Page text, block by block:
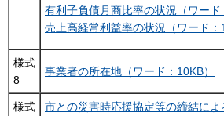
有利子負債月商比率の状況（ワード
売上高経常利益率の状況（ワード：
様式
8
事業者の所在地（ワード：10KB）
様式
市との災害時応援協定等の締結に